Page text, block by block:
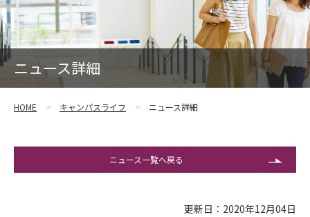
ニュース詳細
HOME キャンパスライフ ニュース詳細
ニュース一覧へ戻る
更新日：2020年12月04日